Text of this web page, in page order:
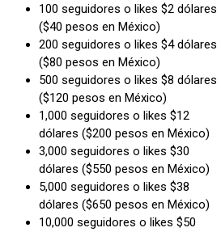
100 seguidores o likes $2 dólares
($40 pesos en México)
200 seguidores o likes $4 dólares
($80 pesos en México)
500 seguidores o likes $8 dólares
($120 pesos en México)
1,000 seguidores o likes $12
dólares ($200 pesos en México)
3,000 seguidores o likes $30
dólares ($550 pesos en México)
5,000 seguidores o likes $38
dólares ($650 pesos en México)
10,000 seguidores o likes $50